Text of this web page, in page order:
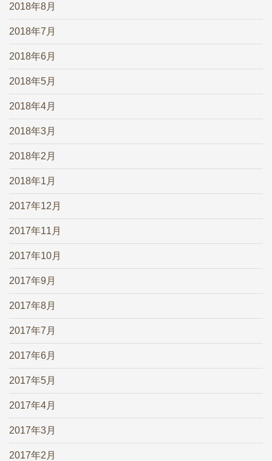
2018年8月
2018年7月
2018年6月
2018年5月
2018年4月
2018年3月
2018年2月
2018年1月
2017年12月
2017年11月
2017年10月
2017年9月
2017年8月
2017年7月
2017年6月
2017年5月
2017年4月
2017年3月
2017年2月